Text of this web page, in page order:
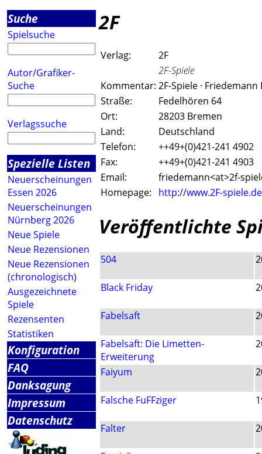
Suche
Spielsuche
Autor/Grafiker-
Suche
Verlagssuche
Spezielle Listen
Neuerscheinungen
Essen 2026
Neuerscheinungen
Nürnberg 2026
Neue Spiele
Neue Rezensionen
Neue Rezensionen
(chronologisch)
Ausgezeichnete
Spiele
Rezensenten
Statistiken
Konfiguration
FAQ
Danksagung
Impressum
Datenschutz
2F
Verlag:
2F
2F-Spiele
Kommentar: 2F-Spiele · Friedemann
Straße:
Fedelhören 64
Ort:
28203 Bremen
Land:
Deutschland
Telefon:
++49+(0)421-241 4902
Fax:
++49+(0)421-241 4903
Email:
friedemann<at>2f-
Homepage:
http://www.2F-spiele.de
Veröffentlichte
504
Black Friday
Fabelsaft
Fabelsaft: Die Limetten-
Erweiterung
Faiyum
Falsche FuFFziger
Falter